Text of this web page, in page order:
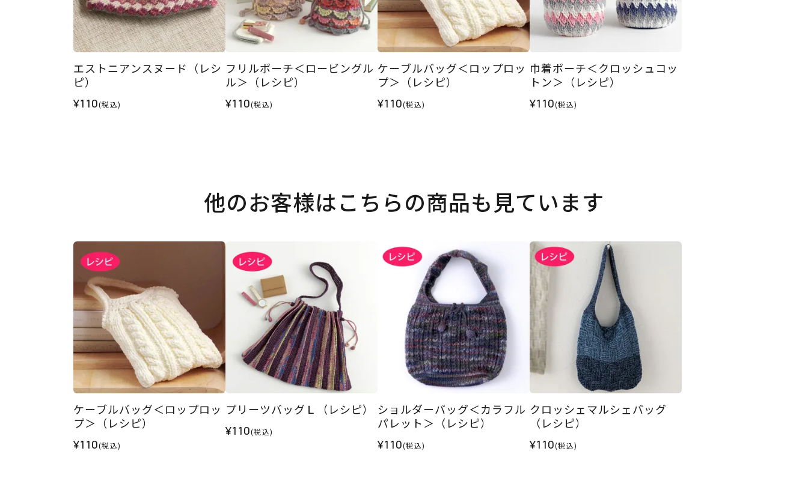
エストニアンスヌード（レシ
ピ）
¥110(税込)
フリルポーチ＜ロービングル
ル＞（レシピ）
¥110(税込)
ケーブルバッグ＜ロップロッ
プ＞（レシピ）
¥110(税込)
巾着ポーチ＜クロッシュコッ
トン＞（レシピ）
¥110(税込)
他のお客様はこちらの商品も見ています
ケーブルバッグ＜ロップロッ
プ＞（レシピ）
¥110(税込)
プリーツバッグＬ（レシピ）
¥110(税込)
ショルダーバッグ＜カラフル
パレット＞（レシピ）
¥110(税込)
クロッシェマルシェバッグ
（レシピ）
¥110(税込)